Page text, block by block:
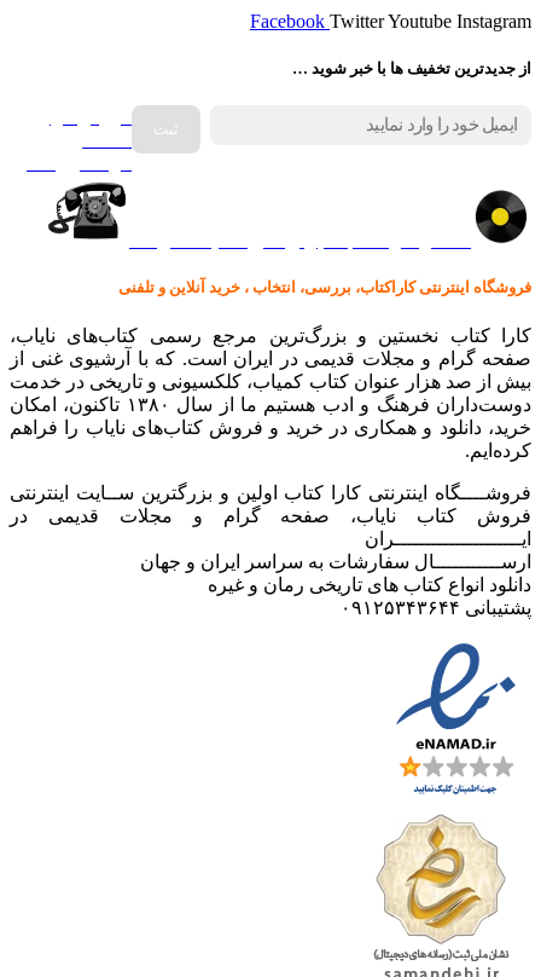
Facebook TwitterYoutube Instagram
از جدیدترین تخفیف ها با خبر شوید …
فروش انواع
فروشگاه اینترنتی کاراکتاب، بررسی، انتخاب ، خرید آنلاین و تلفنی
کارا کتاب نخستین و بزرگ‌ترین مرجع رسمی کتاب‌های نایاب،
صفحه گرام و مجلات قدیمی در ایران است. که با آرشیوی غنی از
بیش از صد هزار عنوان کتاب کمیاب، کلکسیونی و تاریخی در خدمت
دوست‌داران فرهنگ و ادب هستیم ما از سال ۱۳۸۰ تاکنون، امکان
خرید، دانلود و همکاری در خرید و فروش کتاب‌های نایاب را فراهم
کرده‌ایم.
فروشــــگاه اینترنتی کارا کتاب اولین و بزرگترین ســایت اینترنتی
فروش کتاب نایاب، صفحه گرام و مجلات قدیمی در
ایـــــــــــــــــــــران
ارســـــــــــال سفارشات به سراسر ایران و جهان
دانلود انواع کتاب های تاریخی رمان و غیره
پشتیبانی ۰۹۱۲۵۳۴۳۶۴۴